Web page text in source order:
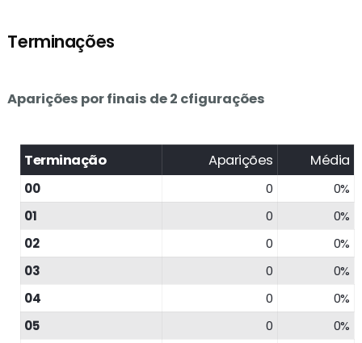
Terminações
Aparições por finais de 2 cfigurações
Terminação Aparições Média
00 0
0%
01
0
0%
02
0
0%
03
0
0%
04
0
0%
05
0
0%